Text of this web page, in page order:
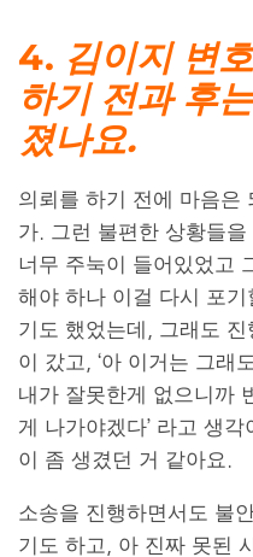
4. 김이지 변
하기 전과 후
졌나요.​
의뢰를 하기 전에 마음은
가. 그런 불편한 상황들
너무 주눅이 들어있었고
해야 하나 이걸 다시 포
기도 했었는데, 그래도
이 갔고, ‘아 이거는 그래
내가 잘못한게 없으니까
게 나가야겠다’ 라고 생
이 좀 생겼던 거 같아요.
소송을 진행하면서도 불
기도 하고, 아 진짜 못된